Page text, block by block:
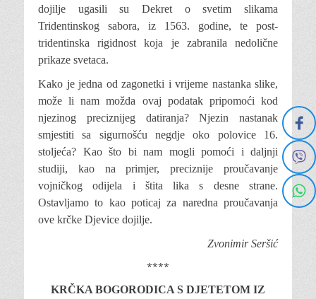
dojilje ugasili su Dekret o svetim slikama
Tridentinskog sabora, iz 1563. godine, te post-
tridentinska rigidnost koja je zabranila nedolične
prikaze svetaca.
Kako je jedna od zagonetki i vrijeme nastanka slike,
može li nam možda ovaj podatak pripomoći kod
njezinog preciznijeg datiranja? Njezin nastanak
smjestiti sa sigurnošću negdje oko polovice 16.
stoljeća? Kao što bi nam mogli pomoći i daljnji
studiji, kao na primjer, preciznije proučavanje
vojničkog odijela i štita lika s desne strane.
Ostavljamo to kao poticaj za naredna proučavanja
ove krčke Djevice dojilje.
Zvonimir Seršić
****
KRČKA BOGORODICA S DJETETOM IZ